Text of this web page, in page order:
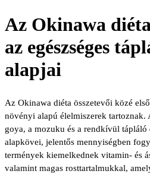
Az Okinawa diéta
az egészséges
alapjai
Az Okinawa diéta összetevői közé
növényi alapú élelmiszerek tartoznak.
goya, a mozuku és a rendkívül tápláló
alapkövei, jelentős mennyiségben
termények kiemelkednek vitamin- és
valamint magas rosttartalmukkal,